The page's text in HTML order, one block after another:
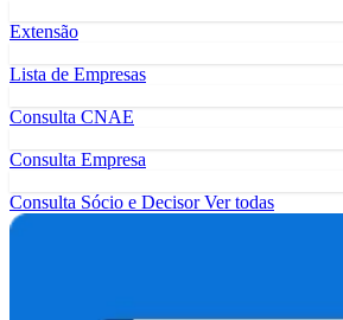
Extensão
Lista de Empresas
Consulta CNAE
Consulta Empresa
Consulta Sócio e DecisorVer todas